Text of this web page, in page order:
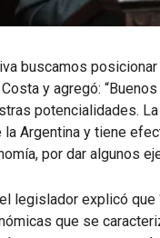
buscamos
y agregó:
potencialidades.
la Argentina y tiene
por dar algunos
legislador explicó
que se